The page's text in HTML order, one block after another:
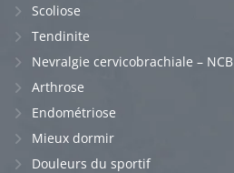
Scoliose
Tendinite
Nevralgie cervicobrachiale – NCB
Arthrose
Endométriose
Mieux dormir
Douleurs du sportif